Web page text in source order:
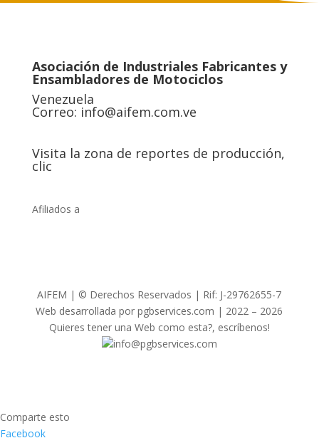
Asociación de Industriales Fabricantes y
Ensambladores de Motociclos
Venezuela
Correo: info@aifem.com.ve
Visita la zona de reportes de producción,
clic
Afiliados a
AIFEM | © Derechos Reservados | Rif: J-29762655-7
Web desarrollada por pgbservices.com | 2022 – 2026
Quieres tener una Web como esta?, escríbenos!
info@pgbservices.com
Comparte esto
Facebook